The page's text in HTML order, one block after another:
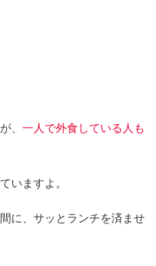
、 一人で外食している人も
いますよ。
に、サッとランチを済ませ